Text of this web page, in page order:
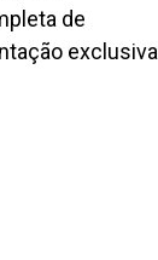
de
exclusiva